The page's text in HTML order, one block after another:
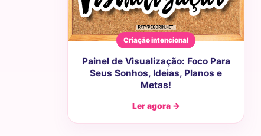
Criação intencional
Painel de Visualização: Foco Para
Seus Sonhos, Ideias, Planos e
Metas!
Ler agora →